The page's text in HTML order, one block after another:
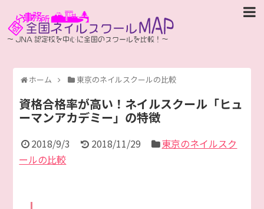
ホーム 東京のネイルスクールの比較
資格合格率が高い！ネイルスクール「ヒュ
ーマンアカデミー」の特徴
2018/9/3 2018/11/29
東京のネイルスク
ールの比較